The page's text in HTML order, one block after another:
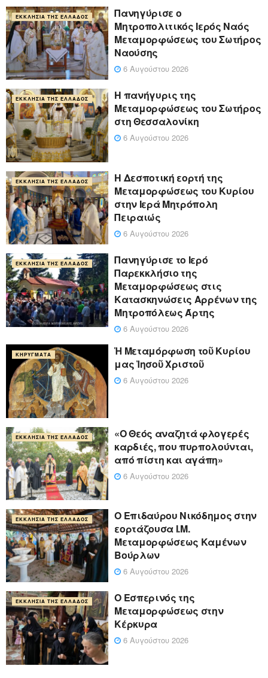
ΕΚΚΛΗΣΊΑ ΤΗΣ ΕΛΛΆΔΟΣ
Πανηγύρισε ο
Μητροπολιτικός Ιερός Ναός
Μεταμορφώσεως του Σωτήρος
Ναούσης
6 Αυγούστου 2026
ΕΚΚΛΗΣΊΑ ΤΗΣ ΕΛΛΆΔΟΣ
Η πανήγυρις της
Μεταμορφώσεως του Σωτήρος
στη Θεσσαλονίκη
6 Αυγούστου 2026
ΕΚΚΛΗΣΊΑ ΤΗΣ ΕΛΛΆΔΟΣ
Η Δεσποτική εορτή της
Μεταμορφώσεως του Κυρίου
στην Ιερά Μητρόπολη
Πειραιώς
6 Αυγούστου 2026
ΕΚΚΛΗΣΊΑ ΤΗΣ ΕΛΛΆΔΟΣ
Πανηγύρισε το Ιερό
Παρεκκλήσιο της
Μεταμορφώσεως στις
Κατασκηνώσεις Αρρένων της
Μητροπόλεως Άρτης
6 Αυγούστου 2026
ΚΗΡΎΓΜΑΤΑ
Ἡ Μεταμόρφωση τοῦ Κυρίου
μας Ἰησοῦ Χριστοῦ
6 Αυγούστου 2026
ΕΚΚΛΗΣΊΑ ΤΗΣ ΕΛΛΆΔΟΣ
«Ο Θεός αναζητά φλογερές
καρδιές, που πυρπολούνται,
από πίστη και αγάπη»
6 Αυγούστου 2026
ΕΚΚΛΗΣΊΑ ΤΗΣ ΕΛΛΆΔΟΣ
Ο Επιδαύρου Νικόδημος στην
εορτάζουσα Ι.Μ.
Μεταμορφώσεως Καμένων
Βούρλων
6 Αυγούστου 2026
ΕΚΚΛΗΣΊΑ ΤΗΣ ΕΛΛΆΔΟΣ
Ο Εσπερινός της
Μεταμορφώσεως στην
Κέρκυρα
6 Αυγούστου 2026